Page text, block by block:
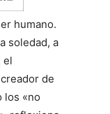
humano.
soledad, a
el
de
los «no